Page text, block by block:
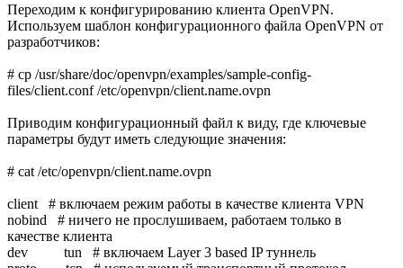
Переходим к конфигурированию клиента OpenVPN.
Используем шаблон конфигурационного файла OpenVPN от
разработчиков:
# cp /usr/share/doc/openvpn/examples/sample-config-
files/client.conf /etc/openvpn/client.name.ovpn
Приводим конфигурационный файл к виду, где ключевые
параметры будут иметь следующие значения:
# cat /etc/openvpn/client.name.ovpn
client # включаем режим работы в качестве клиента VPN
nobind # ничего не прослушиваем, работаем только в
качестве клиента
dev tun # включаем Layer 3 based IP туннель